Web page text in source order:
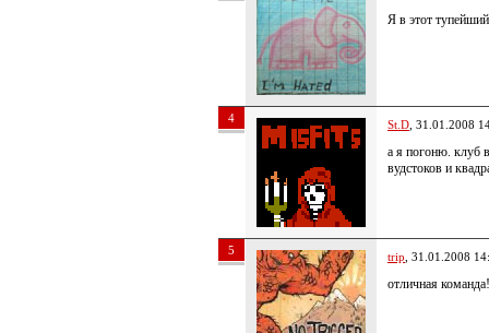
Я в этот
4 St.D , 31.01.2008
а я погоню. клуб
вудстоков и
5 trip , 31.01.2008
отличная